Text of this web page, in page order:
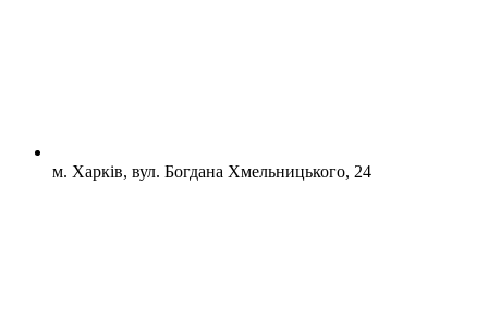
м. Харків, вул. Богдана Хмельницького, 24